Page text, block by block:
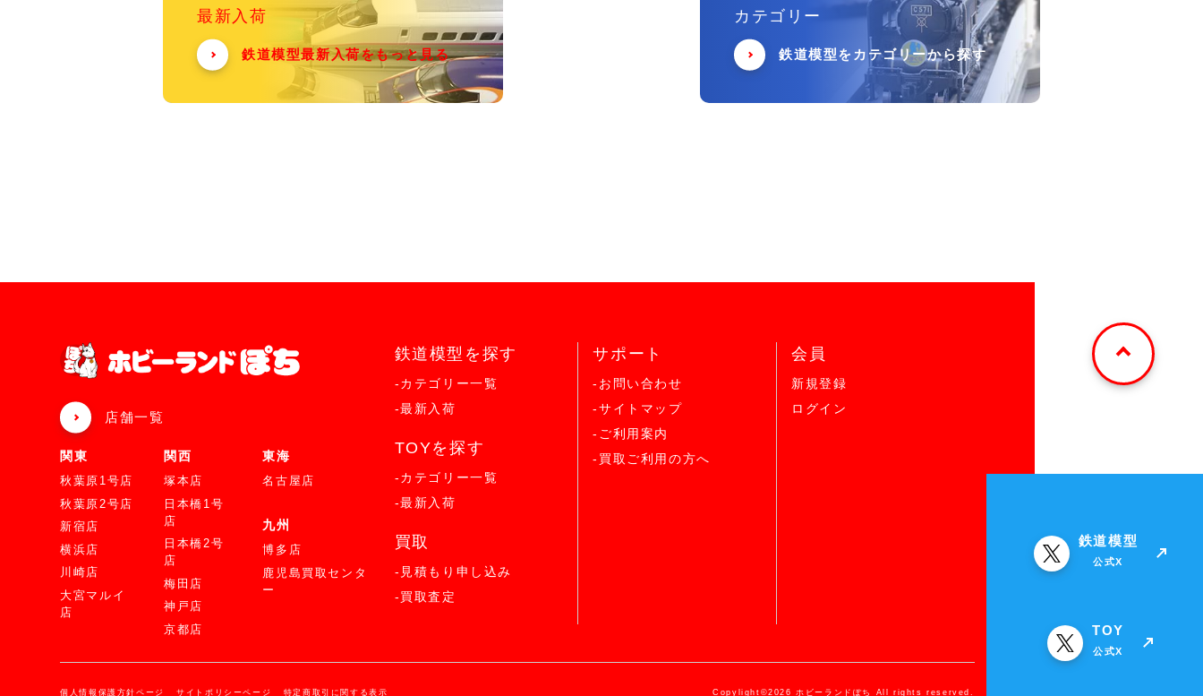
最新入荷
鉄道模型最新入荷をもっと見る
カテゴリー
鉄道模型をカテゴリーから探す
店舗一覧
関東
秋葉原1号店
秋葉原2号店
新宿店
横浜店
川崎店
大宮マルイ
店
関西
塚本店
日本橋1号
店
日本橋2号
店
梅田店
神戸店
京都店
東海
名古屋店
九州
博多店
鹿児島買取センタ
ー
鉄道模型を探す
-カテゴリー一覧
-最新入荷
TOYを探す
-カテゴリー一覧
-最新入荷
買取
-見積もり申し込み
-買取査定
サポート
-お問い合わせ
-サイトマップ
-ご利用案内
-買取ご利用の方へ
会員
新規登録
ログイン
個人情報保護方針ページ サイトポリシーページ 特定商取引に関する表示 Copylight©2026 ホビーランドぽち All rights reserved.
鉄道模型
公式X
TOY
公式X